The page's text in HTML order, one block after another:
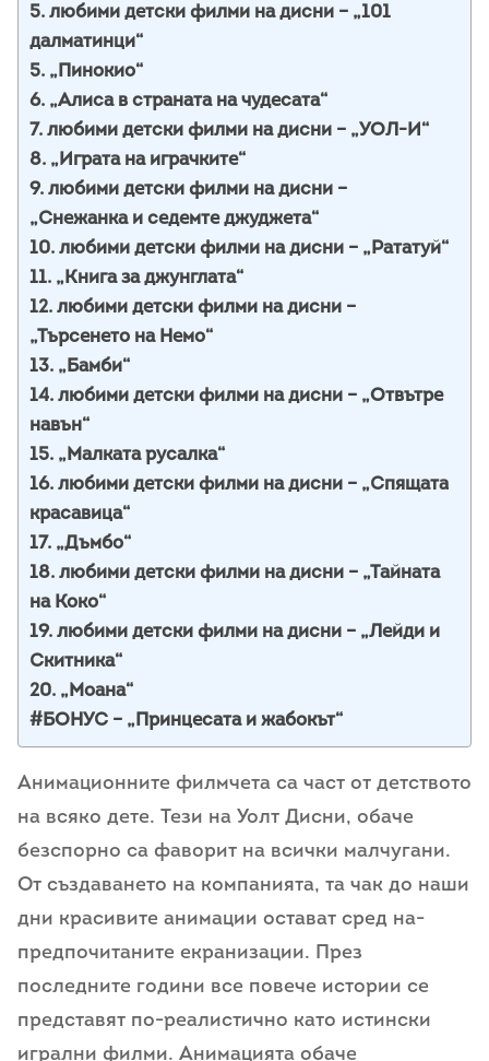
5. любими детски филми на дисни – „101
далматинци“
5. „Пинoкио“
6. „Алиса в страната на чудесата“
7. любими детски филми на дисни – „УОЛ-И“
8. „Играта на играчките“
9. любими детски филми на дисни –
„Снежанка и седемте джуджета“
10. любими детски филми на дисни – „Рататуй“
11. „Книга за джунглата“
12. любими детски филми на дисни –
„Търсенето на Немо“
13. „Бамби“
14. любими детски филми на дисни – „Отвътре
навън“
15. „Малката русалка“
16. любими детски филми на дисни – „Спящата
красавица“
17. „Дъмбо“
18. любими детски филми на дисни – „Тайната
на Коко“
19. любими детски филми на дисни – „Лейди и
Скитника“
20. „Моана“
#БОНУС – „Принцесата и жабокът“
Анимационните филмчета са част от детството
на всяко дете. Тези на Уолт Дисни, обаче
безспорно са фаворит на всички малчугани.
От създаването на компанията, та чак до наши
дни красивите анимации остават сред на-
предпочитаните екранизации. През
последните години все повече истории се
представят по-реалистично като истински
игрални филми. Анимацията обаче